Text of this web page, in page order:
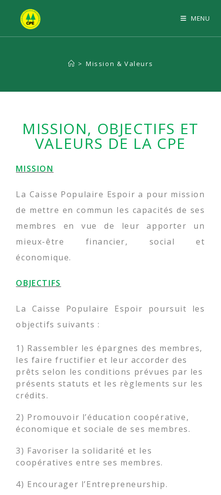
MENU
> Mission & Valeurs
MISSION, OBJECTIFS ET
VALEURS DE LA CPE
MISSION
La Caisse Populaire Espoir a pour mission
de mettre en commun les capacités de ses
membres en vue de leur apporter un
mieux-être financier, social et
économique.
OBJECTIFS
La Caisse Populaire Espoir poursuit les
objectifs suivants :
1) Rassembler les épargnes des membres,
les faire fructifier et leur accorder des
prêts selon les conditions prévues par les
présents statuts et les règlements sur les
crédits.
2) Promouvoir l’éducation coopérative,
économique et sociale de ses membres.
3) Favoriser la solidarité et les
coopératives entre ses membres.
4) Encourager l’Entrepreneurship.